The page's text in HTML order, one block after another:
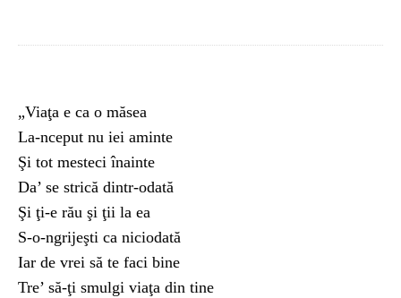
„Viaţa e ca o măsea
La-nceput nu iei aminte
Şi tot mesteci înainte
Da’ se strică dintr-odată
Şi ţi-e rău şi ţii la ea
S-o-ngrijeşti ca niciodată
Iar de vrei să te faci bine
Tre’ să-ţi smulgi viaţa din tine